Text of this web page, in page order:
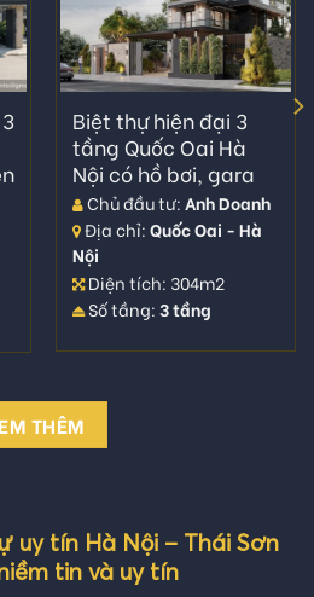
Biệt thự hiện đại 3
tầng Quốc Oai Hà
Nội có hồ bơi, gara
Chủ đầu tư: Anh Doanh
Địa chỉ: Quốc Oai - Hà
Nội
Diện tích: 304m2
Số tầng: 3 tầng
THÊM
uy tín Hà Nội – Thái Sơn
tin và uy tín